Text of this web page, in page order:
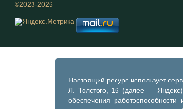
Настоящий ресурс использует
Л. Толстого, 16 (далее —
обеспечения
©2023-2026